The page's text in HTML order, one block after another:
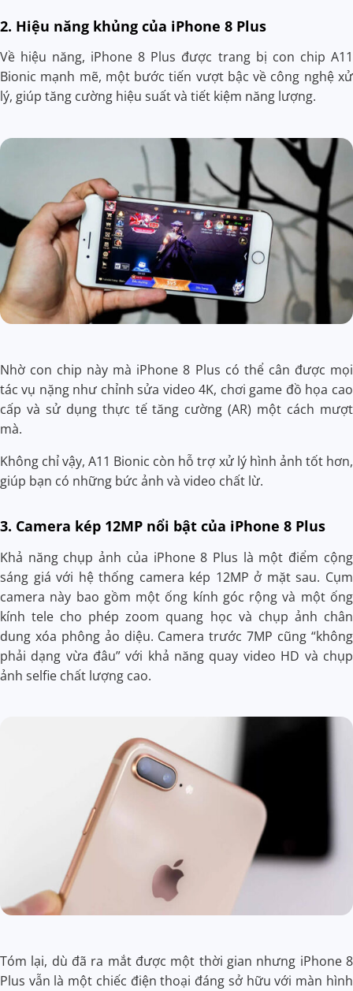
2. Hiệu năng khủng của iPhone 8 Plus
Về hiệu năng, iPhone 8 Plus được trang bị con chip A11
Bionic mạnh mẽ, một bước tiến vượt bậc về công nghệ xử
lý, giúp tăng cường hiệu suất và tiết kiệm năng lượng.
Nhờ con chip này mà iPhone 8 Plus có thể cân được mọi
tác vụ nặng như chỉnh sửa video 4K, chơi game đồ họa cao
cấp và sử dụng thực tế tăng cường (AR) một cách mượt
mà.
Không chỉ vậy, A11 Bionic còn hỗ trợ xử lý hình ảnh tốt hơn,
giúp bạn có những bức ảnh và video chất lừ.
3. Camera kép 12MP nổi bật của iPhone 8 Plus
Khả năng chụp ảnh của iPhone 8 Plus là một điểm cộng
sáng giá với hệ thống camera kép 12MP ở mặt sau. Cụm
camera này bao gồm một ống kính góc rộng và một ống
kính tele cho phép zoom quang học và chụp ảnh chân
dung xóa phông ảo diệu. Camera trước 7MP cũng “không
phải dạng vừa đâu” với khả năng quay video HD và chụp
ảnh selfie chất lượng cao.
Tóm lại, dù đã ra mắt được một thời gian nhưng iPhone 8
Plus vẫn là một chiếc điện thoại đáng sở hữu với màn hình